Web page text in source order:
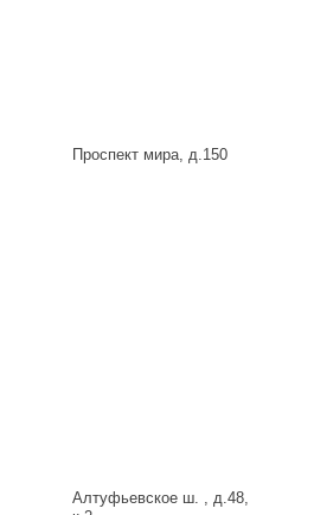
Проспект мира, д.150
Алтуфьевское ш. , д.48,